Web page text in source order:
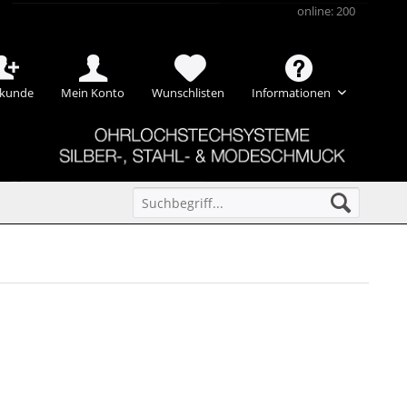
Mein Konto Wunschlisten Informationen
online: 200